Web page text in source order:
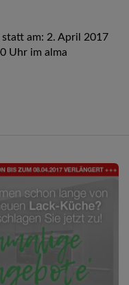
am: 2. April 2017
Uhr im alma